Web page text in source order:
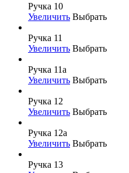
Ручка 10
Увеличить Выбрать
Ручка 11
Увеличить Выбрать
Ручка 11а
Увеличить Выбрать
Ручка 12
Увеличить Выбрать
Ручка 12а
Увеличить Выбрать
Ручка 13